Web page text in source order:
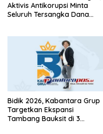
Aktivis Antikorupsi Minta
Seluruh Tersangka Dana
Bidik 2026, Kabantara Grup
Targetkan Ekspansi
Tambang Bauksit di 3